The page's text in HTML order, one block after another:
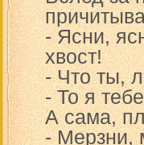
- Ясни,
хвост!
- Что ты,
- То я
А сама,
- Мерзни,